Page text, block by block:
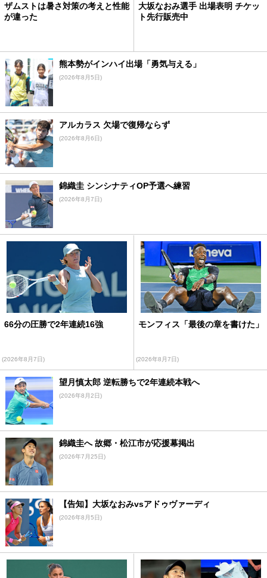
ザムストは暑さ対策の考えと性能
が違った
大坂なおみ選手 出場表明 チケッ
ト先行販売中
熊本勢がインハイ出場「勇気与える」
(2026年8月5日)
アルカラス 欠場で復帰ならず
(2026年8月6日)
錦織圭 シンシナティOP予選へ練習
(2026年8月7日)
66分の圧勝で2年連続16強
(2026年8月7日)
モンフィス「最後の章を書けた」
(2026年8月7日)
望月慎太郎 逆転勝ちで2年連続本戦へ
(2026年8月2日)
錦織圭へ 故郷・松江市が応援幕掲出
(2026年7月25日)
【告知】大坂なおみvsアドゥヴァーディ
(2026年8月5日)